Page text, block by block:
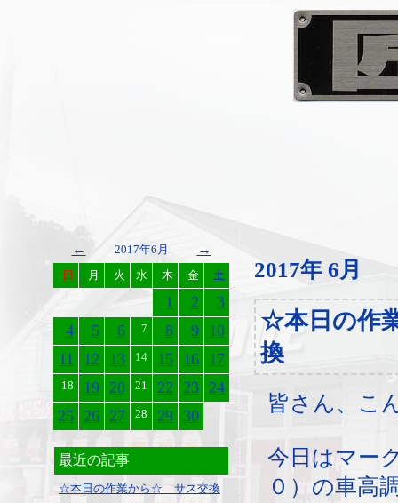
← 2017年6月 →
日 月 火 水 木 金 土
1 2
3
4
5 6 7 8 9 10
11
12 13 14 15 16 17
18 19 20 21 22 23 24
25 26 27 28 29 30
最近の記事
☆本日の作業から☆ サス交換
2017年 6月
☆本日の作
換
皆さん、こ
今日はマー
０）の車高